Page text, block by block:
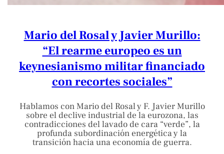
Mario del Rosal y Javier Murillo:
“El rearme europeo es un
keynesianismo militar financiado
con recortes sociales”
Hablamos con Mario del Rosal y F. Javier Murillo
sobre el declive industrial de la eurozona, las
contradicciones del lavado de cara “verde”, la
profunda subordinación energética y la
transición hacia una economía de guerra.